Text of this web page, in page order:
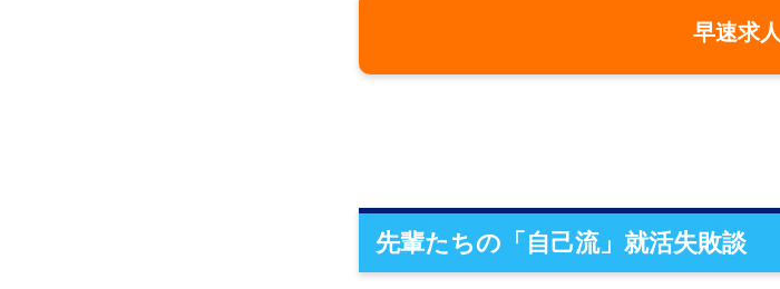
早速求
先輩たちの「自己流」就活失敗談